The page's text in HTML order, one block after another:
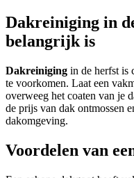
Dakreiniging in
belangrijk is
Dakreiniging in de herfst is
te voorkomen. Laat een
overweeg het coaten van je
de prijs van dak ontmossen
dakomgeving.
Voordelen van